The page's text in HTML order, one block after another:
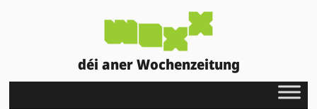
déi aner Wochenzeitung